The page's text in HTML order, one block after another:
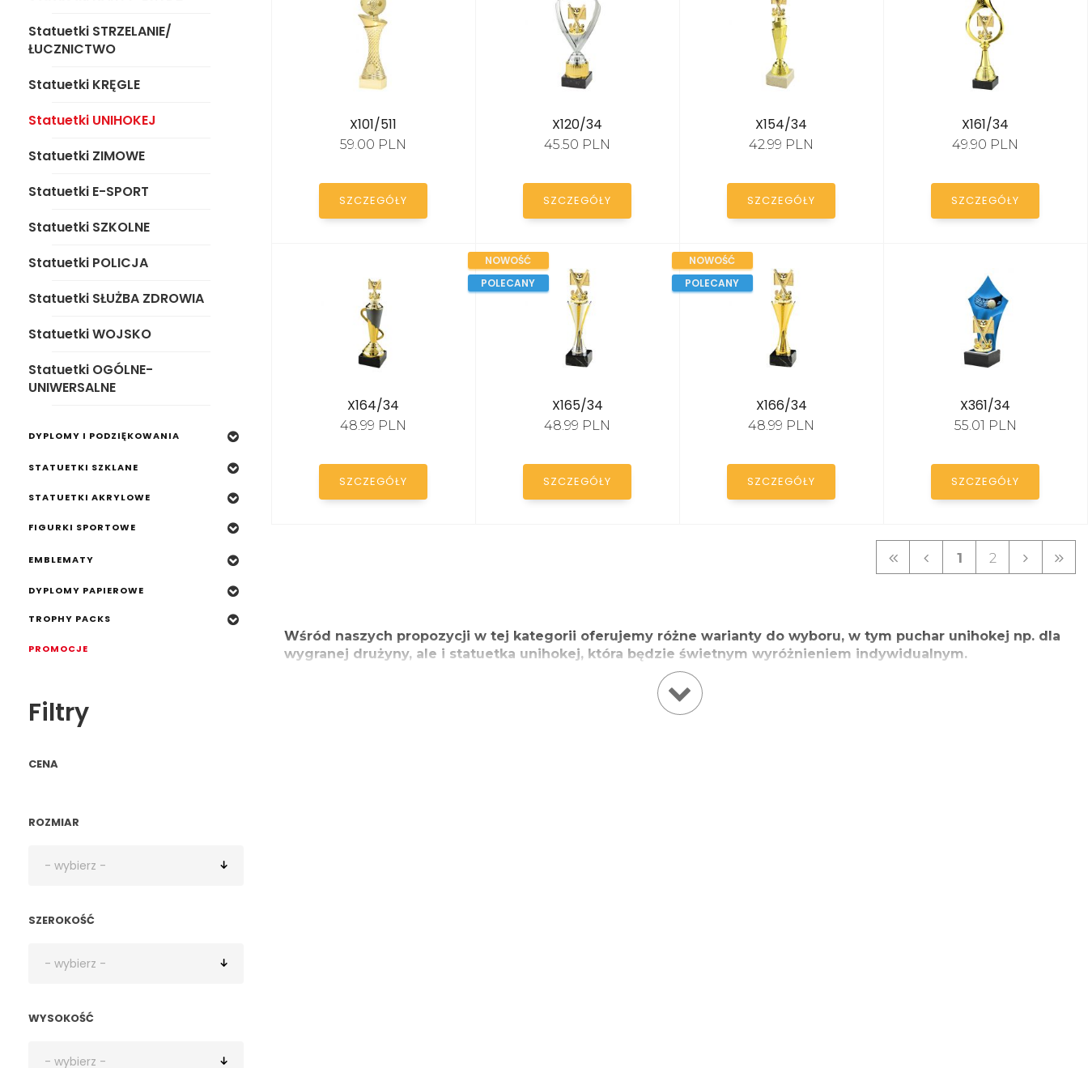
Statuetki ZIMOWE
Statuetki E-SPORT
Statuetki SZKOLNE
Statuetki POLICJA
Statuetki SŁUŻBA
UNIWERSALNE
STATUETKI SZKLANE
FIGURKI SPORTOWE
EMBLEMATY
DYPLOMY PAPIEROWE
TROPHY PACKS
PROMOCJE
Statuetki STRZELANIE/
ŁUCZNICTWO
Statuetki KRĘGLE
Statuetki UNIHOKEJ
Statuetki ZIMOWE
Statuetki E-SPORT
Statuetki SZKOLNE
Statuetki POLICJA
Statuetki SŁUŻBA ZDROWIA
Statuetki WOJSKO
Statuetki OGÓLNE-
UNIWERSALNE
DYPLOMY I PODZIĘKOWANIA
STATUETKI SZKLANE
STATUETKI AKRYLOWE
FIGURKI SPORTOWE
EMBLEMATY
DYPLOMY PAPIEROWE
TROPHY PACKS
PROMOCJE
Filtry
CENA
ROZMIAR
SZEROKOŚĆ
WYSOKOŚĆ
X101/511
59.00 PLN
SZCZEGÓŁY
X120/34
45.50 PLN
SZCZEGÓŁY
X154/34
42.99 PLN
SZCZEGÓŁY
X161/34
49.90 PLN
SZCZEGÓŁY
X164/34
48.99 PLN
SZCZEGÓŁY
NOWOŚĆ
POLECANY
X165/34
48.99 PLN
SZCZEGÓŁY
NOWOŚĆ
POLECANY
X166/34
48.99 PLN
SZCZEGÓŁY
X361/34
55.01 PLN
SZCZEGÓŁY
1 2
Wśród naszych propozycji w tej kategorii oferujemy różne warianty do wyboru, w tym puchar unihokej np. dla
wygranej drużyny, ale i statuetka unihokej, która będzie świetnym wyróżnieniem indywidualnym.